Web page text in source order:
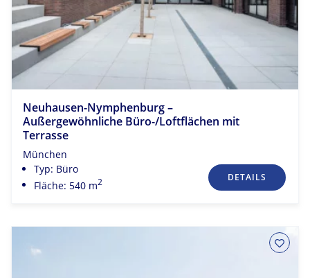
Neuhausen-Nymphenburg –
Außergewöhnliche Büro-/Loftflächen mit
Terrasse
München
Typ: Büro
Fläche: 540 m2 DETAILS